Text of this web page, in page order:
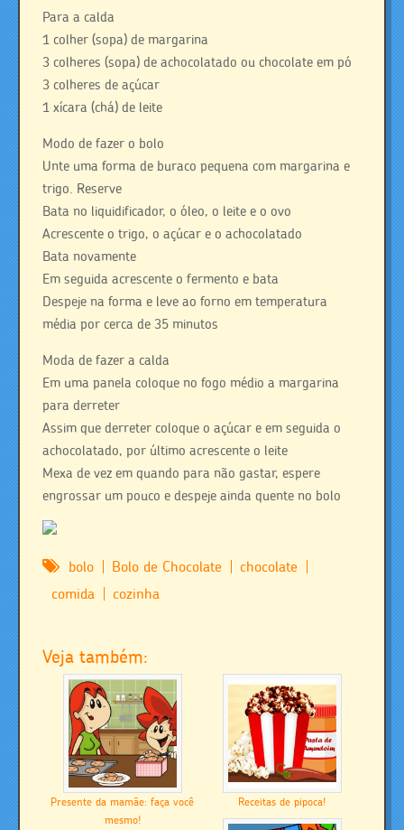
Para a calda
1 colher (sopa) de margarina
3 colheres (sopa) de achocolatado ou chocolate em pó
3 colheres de açúcar
1 xícara (chá) de leite
Modo de fazer o bolo
Unte uma forma de buraco pequena com margarina e
trigo. Reserve
Bata no liquidificador, o óleo, o leite e o ovo
Acrescente o trigo, o açúcar e o achocolatado
Bata novamente
Em seguida acrescente o fermento e bata
Despeje na forma e leve ao forno em temperatura
média por cerca de 35 minutos
Moda de fazer a calda
Em uma panela coloque no fogo médio a margarina
para derreter
Assim que derreter coloque o açúcar e em seguida o
achocolatado, por último acrescente o leite
Mexa de vez em quando para não gastar, espere
engrossar um pouco e despeje ainda quente no bolo
bolo Bolo de Chocolate
chocolate
comida
cozinha
Veja também:
Presente da mamãe: faça você
mesmo!
Receitas de pipoca!